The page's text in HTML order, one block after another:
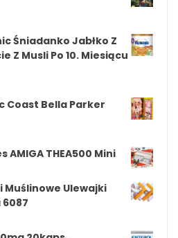
Śniadanko Jabłko Z
Z Musli Po 10. Miesiącu
Coast Bella Parker
AMIGA THEA500 Mini
Muślinowe Ulewajki
6087